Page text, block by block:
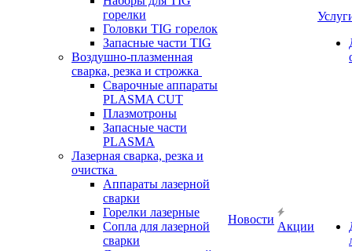
горелки
Головки TIG горелок
Запасные части TIG
Воздушно-плазменная
сварка, резка и строжка
Сварочные аппараты
PLASMA CUT
Плазмотроны
Запасные части
PLASMA
Лазерная сварка, резка и
очистка
Аппараты лазерной
сварки
Горелки лазерные
Сопла для лазерной
сварки
Новости
Акции